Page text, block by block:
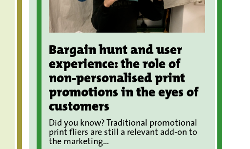
Bargain hunt and user
experience: the role of
non-personalised print
promotions in the eyes of
customers
Did you know? Traditional promotional
print fliers are still a relevant add-on to
the marketing...